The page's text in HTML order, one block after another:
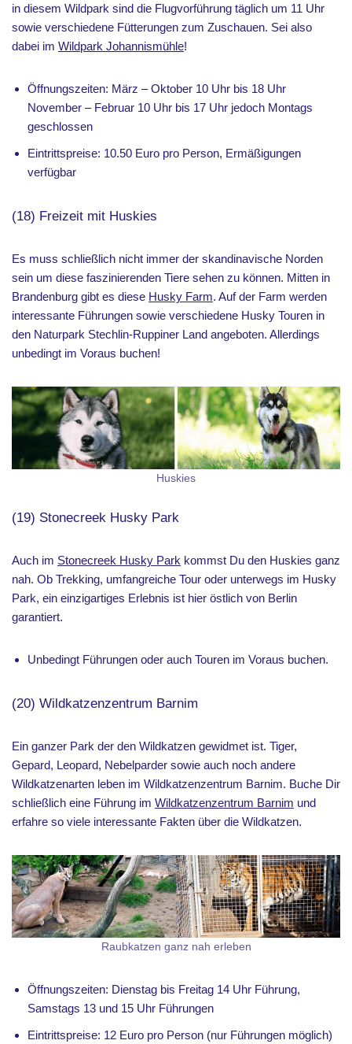
in diesem Wildpark sind die Flugvorführung täglich um 11 Uhr
sowie verschiedene Fütterungen zum Zuschauen. Sei also
dabei im Wildpark Johannismühle!
Öffnungszeiten: März – Oktober 10 Uhr bis 18 Uhr
November – Februar 10 Uhr bis 17 Uhr jedoch Montags
geschlossen
Eintrittspreise: 10.50 Euro pro Person, Ermäßigungen
verfügbar
(18) Freizeit mit Huskies
Es muss schließlich nicht immer der skandinavische Norden
sein um diese faszinierenden Tiere sehen zu können. Mitten in
Brandenburg gibt es diese Husky Farm. Auf der Farm werden
interessante Führungen sowie verschiedene Husky Touren in
den Naturpark Stechlin-Ruppiner Land angeboten. Allerdings
unbedingt im Voraus buchen!
Huskies
(19) Stonecreek Husky Park
Auch im Stonecreek Husky Park kommst Du den Huskies ganz
nah. Ob Trekking, umfangreiche Tour oder unterwegs im Husky
Park, ein einzigartiges Erlebnis ist hier östlich von Berlin
garantiert.
Unbedingt Führungen oder auch Touren im Voraus buchen.
(20) Wildkatzenzentrum Barnim
Ein ganzer Park der den Wildkatzen gewidmet ist. Tiger,
Gepard, Leopard, Nebelparder sowie auch noch andere
Wildkatzenarten leben im Wildkatzenzentrum Barnim. Buche Dir
schließlich eine Führung im Wildkatzenzentrum Barnim und
erfahre so viele interessante Fakten über die Wildkatzen.
Raubkatzen ganz nah erleben
Öffnungszeiten: Dienstag bis Freitag 14 Uhr Führung,
Samstags 13 und 15 Uhr Führungen
Eintrittspreise: 12 Euro pro Person (nur Führungen möglich)